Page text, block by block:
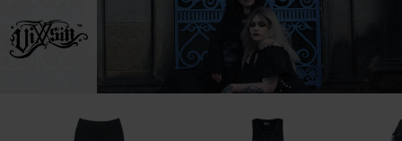
Ireland
info@innocentclothingltd.com